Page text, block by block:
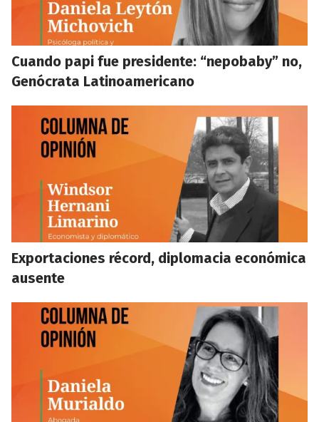
Cuando papi fue presidente: “nepobaby” no,
Genócrata Latinoamericano
Exportaciones récord, diplomacia económica
ausente